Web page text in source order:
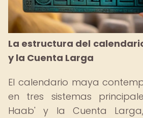
La estructura del
y la Cuenta Larga
El calendario maya
en tres sistemas
Haab' y la Cuenta